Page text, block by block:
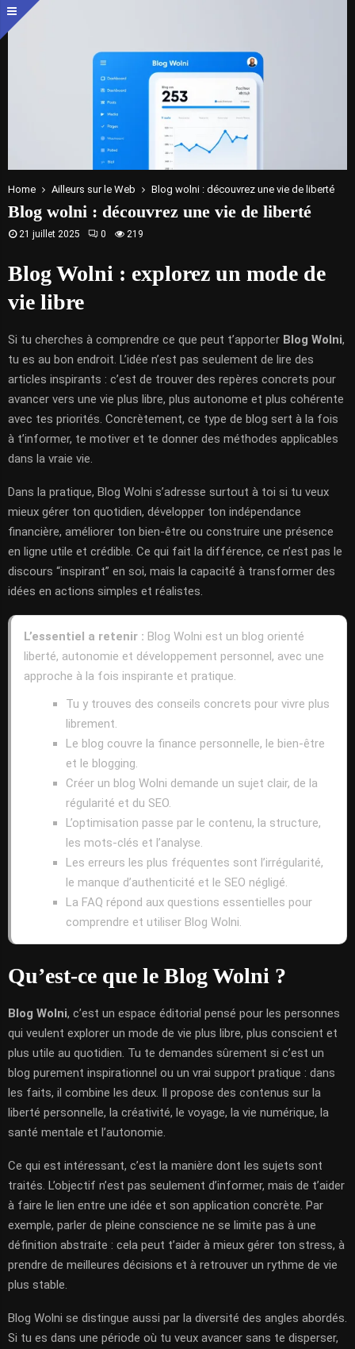
Home Ailleurs sur le Web Blog wolni : découvrez une vie de liberté
Blog wolni : découvrez une vie de liberté
21 juillet 2025 0 219
Blog Wolni : explorez un mode de
vie libre
Si tu cherches à comprendre ce que peut t’apporter Blog Wolni,
tu es au bon endroit. L’idée n’est pas seulement de lire des
articles inspirants : c’est de trouver des repères concrets pour
avancer vers une vie plus libre, plus autonome et plus cohérente
avec tes priorités. Concrètement, ce type de blog sert à la fois
à t’informer, te motiver et te donner des méthodes applicables
dans la vraie vie.
Dans la pratique, Blog Wolni s’adresse surtout à toi si tu veux
mieux gérer ton quotidien, développer ton indépendance
financière, améliorer ton bien-être ou construire une présence
en ligne utile et crédible. Ce qui fait la différence, ce n’est pas le
discours “inspirant” en soi, mais la capacité à transformer des
idées en actions simples et réalistes.
L’essentiel a retenir : Blog Wolni est un blog orienté
liberté, autonomie et développement personnel, avec une
approche à la fois inspirante et pratique.
Tu y trouves des conseils concrets pour vivre plus
librement.
Le blog couvre la finance personnelle, le bien-être
et le blogging.
Créer un blog Wolni demande un sujet clair, de la
régularité et du SEO.
L’optimisation passe par le contenu, la structure,
les mots-clés et l’analyse.
Les erreurs les plus fréquentes sont l’irrégularité,
le manque d’authenticité et le SEO négligé.
La FAQ répond aux questions essentielles pour
comprendre et utiliser Blog Wolni.
Qu’est-ce que le Blog Wolni ?
Blog Wolni, c’est un espace éditorial pensé pour les personnes
qui veulent explorer un mode de vie plus libre, plus conscient et
plus utile au quotidien. Tu te demandes sûrement si c’est un
blog purement inspirationnel ou un vrai support pratique : dans
les faits, il combine les deux. Il propose des contenus sur la
liberté personnelle, la créativité, le voyage, la vie numérique, la
santé mentale et l’autonomie.
Ce qui est intéressant, c’est la manière dont les sujets sont
traités. L’objectif n’est pas seulement d’informer, mais de t’aider
à faire le lien entre une idée et son application concrète. Par
exemple, parler de pleine conscience ne se limite pas à une
définition abstraite : cela peut t’aider à mieux gérer ton stress, à
prendre de meilleures décisions et à retrouver un rythme de vie
plus stable.
Blog Wolni se distingue aussi par la diversité des angles abordés.
Si tu es dans une période où tu veux avancer sans te disperser,